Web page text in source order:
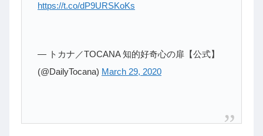
https://t.co/dP9URSKoKs
— トカナ／TOCANA 知的好奇心の扉【公式】
(@DailyTocana) March 29, 2020